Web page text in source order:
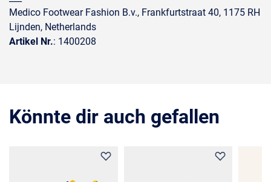
Medico Footwear Fashion B.v., Frankfurtstraat 40, 1175 RH
Lijnden, Netherlands
Artikel Nr.: 1400208
Könnte dir auch gefallen